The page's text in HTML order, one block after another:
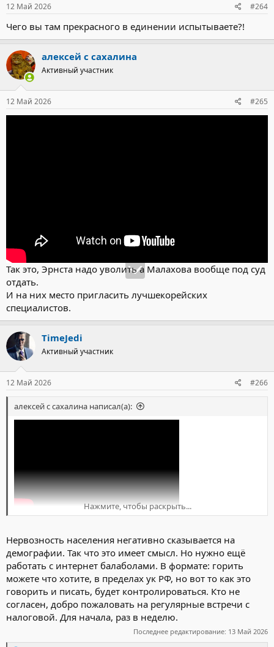
12 Май 2026 #264
Чего вы там прекрасного в единении испытываете?!
алексей с сахалина
Активный участник
12 Май 2026 #265
Так это, Эрнста надо уволить а Малахова вообще под суд
отдать.
И на них место пригласить лучшекорейских
специалистов.
TimeJedi
Активный участник
12 Май 2026 #266
алексей с сахалина написал(а):
Так это, Эрнста надо уволить а Малахова вообще под суд
И на них место пригласить лучшекорейских специалистов.
Нажмите, чтобы раскрыть...
Нервозность населения негативно сказывается на
демографии. Так что это имеет смысл. Но нужно ещё
работать с интернет балаболами. В формате: горить
можете что хотите, в пределах ук РФ, но вот то как это
говорить и писать, будет контролироваться. Кто не
согласен, добро пожаловать на регулярные встречи с
налоговой. Для начала, раз в неделю.
Последнее редактирование: 13 Май 2026